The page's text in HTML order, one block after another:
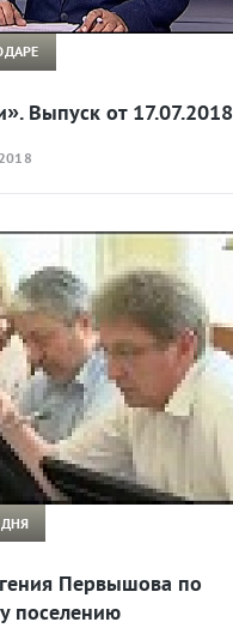
Выпуск от 17.07.2018
Первышова по
поселению